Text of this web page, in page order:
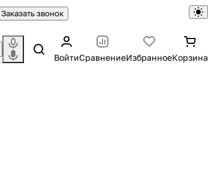
Заказать звонок
ВойтиСравнениеИзбранноеКорзина